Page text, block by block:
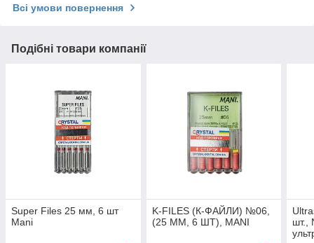
Всі умови повернення
Подібні товари компанії
Super Files 25 мм, 6 шт
Mani
K-FILES (К-ФАЙЛИ) №06,
(25 ММ, 6 ШТ), MANI
шт.,